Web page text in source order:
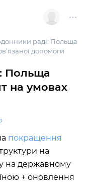
раді: Польща
допомоги
Польща
на умовах
покращення
на
на державному
+ оновлення